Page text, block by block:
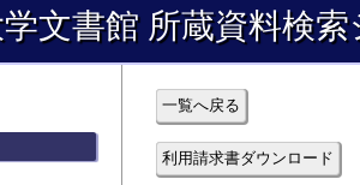
文書館 所蔵資料検
一覧へ戻る
利用請求書ダウンロード